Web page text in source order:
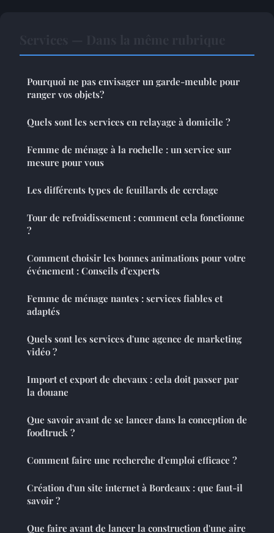
Pourquoi ne pas envisager un garde-meuble pour
ranger vos objets?
Quels sont les services en relayage à domicile ?
Femme de ménage à la rochelle : un service sur
mesure pour vous
Les différents types de feuillards de cerclage
Tour de refroidissement : comment cela fonctionne
?
Comment choisir les bonnes animations pour votre
événement : Conseils d'experts
Femme de ménage nantes : services fiables et
adaptés
Quels sont les services d'une agence de marketing
vidéo ?
Import et export de chevaux : cela doit passer par
la douane
Que savoir avant de se lancer dans la conception de
foodtruck ?
Comment faire une recherche d'emploi efficace ?
Création d'un site internet à Bordeaux : que faut-il
savoir ?
Que faire avant de lancer la construction d'une aire